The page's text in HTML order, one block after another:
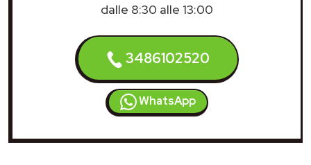
dalle 8:30 alle 13:00
3486102520
WhatsApp